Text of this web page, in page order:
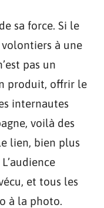
sa force. Si le
volontiers à une
pas un
produit, offrir le
internautes
voilà des
lien, bien plus
et tous les
à la photo.